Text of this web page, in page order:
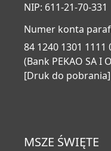
NIP: 611-21-70-331
Numer konta
84 1240 1301 1111
(Bank PEKAO SA I
[Druk do pobrania]
MSZE ŚWIĘTE